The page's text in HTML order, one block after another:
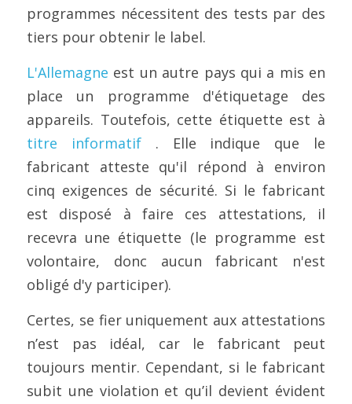
programmes nécessitent des tests par des
tiers pour obtenir le label.
L'Allemagne est un autre pays qui a mis en
place un programme d'étiquetage des
titre informatif . Elle indique que le
fabricant atteste qu'il répond à environ
cinq exigences de sécurité. Si le fabricant
est disposé à faire ces attestations, il
recevra une étiquette (le programme est
volontaire, donc aucun fabricant n'est
obligé d'y participer).
Certes, se fier uniquement aux attestations
n’est pas idéal, car le fabricant peut
toujours mentir. Cependant, si le fabricant
subit une violation et qu’il devient évident